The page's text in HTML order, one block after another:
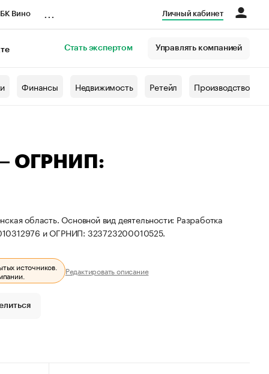
Вино Личный кабинет
Стать экспертом Управлять компанией
Финансы Недвижимость Ретейл Производство
— ОГРНИП:
область. Основной вид деятельности: Разработка
и ОГРНИП: 323723200010525.
источников.
Редактировать описание